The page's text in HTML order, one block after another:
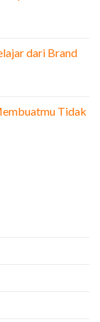
dari Brand
Tidak